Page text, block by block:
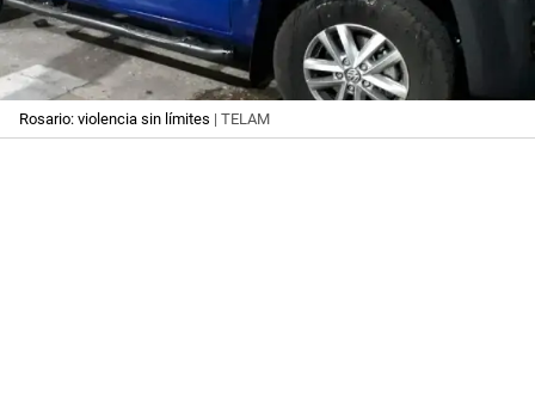
Rosario: violencia sin límites | TELAM